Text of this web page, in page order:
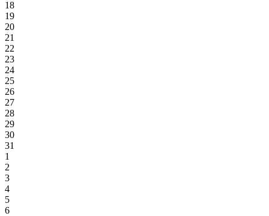
18
19
20
21
22
23
24
25
26
27
28
29
30
31
1
2
3
4
5
6